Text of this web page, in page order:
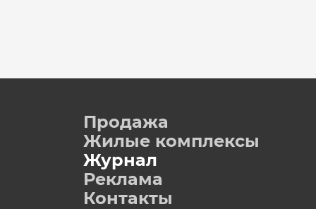
Продажа
Жилые комплексы
Журнал
Реклама
Контакты